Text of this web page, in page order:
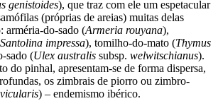
genistoides), que traz com ele um espetacular
(próprias de areias) muitas delas
arméria-do-sado (Armeria rouyana),
Santolina impressa), tomilho-do-mato (Thymus
sado (Ulex australis subsp. welwitschianus).
do pinhal, apresentam-se de forma dispersa,
os zimbrais de piorro ou zimbro-
) – endemismo ibérico.